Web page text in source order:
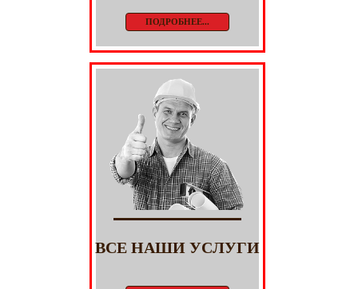
ПОДРОБНЕЕ...
ВСЕ НАШИ УСЛУГИ